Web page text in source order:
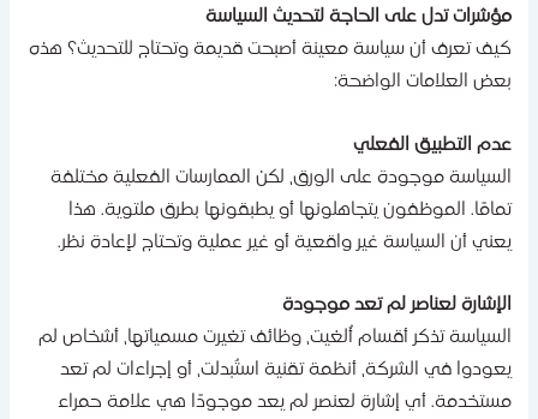
تدل على الحاجة لتحديث السياسة
تعرف أن سياسة معينة أصبحت قديمة وتحتاج للتحديث؟ هذه
العلامات الواضحة:
التطبيق الفعلي
موجودة على الورق، لكن الممارسات الفعلية مختلفة
الموظفون يتجاهلونها أو يطبقونها بطرق ملتوية. هذا
أن السياسة غير واقعية أو غير عملية وتحتاج لإعادة نظر.
لعناصر لم تعد موجودة
تذكر أقسام أُلغيت، وظائف تغيرت مسمياتها، أشخاص لم
في الشركة، أنظمة تقنية استُبدلت، أو إجراءات لم تعد
أي إشارة لعنصر لم يعد موجودًا هي علامة حمراء